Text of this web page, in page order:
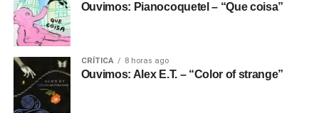
Ouvimos: Pianocoquetel – “Que coisa”
CRÍTICA 8 horas ago
Ouvimos: Alex E.T. – “Color of strange”